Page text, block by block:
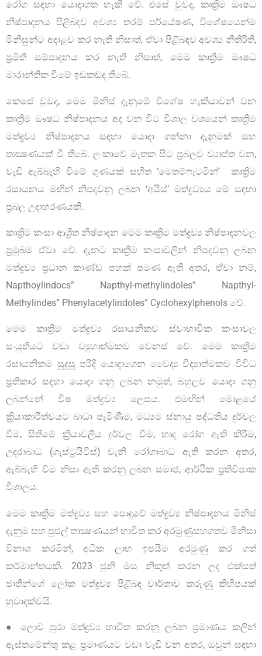
රෝග සඳහා යොදාගත හැකි වේ. එසේ වුවද, කෘත්‍රිම ඖෂධ
නිෂ්පාදනය පිළිබඳව අවශ්‍ය තරම් පර්යේෂණ, විශේෂයෙන්ම
මිනිසුන්ට අදාළව කර නැති නිසාත්, ඒවා පිළිබඳව අවශ්‍ය නීතිරීති,
ප්‍රමිති සම්පාදනය කර නැති නිසාත්, මෙම කෘත්‍රිම ඖෂධ
මාරාන්තික වීමේ ඉඩකඩද තිබේ.
කෙසේ වුවද, මෙම මිනිස් දැනුමේ විශේෂ හැකියාවන් වන
කෘත්‍රිම ඖෂධ නිෂ්පාදනය අද වන විට විශාල වශයෙන් කෘත්‍රිම
මත්ද්‍රව්‍ය නිෂ්පාදනය සඳහා යොදා ගන්නා දැනුමක් සහ
තාක්‍ෂණයක් වී තිබේ. ලංකාවේ මෑතක සිට ප්‍රබලව ව්‍යාප්ත වන,
වැඩි ඇබ්බැහි වීමේ ගුණයක් සහිත ‘මෙතම්ෆැටමින්’ කෘත්‍රිම
රසායනය මඟින් නිපදවනු ලබන ‘අයිස්’ මත්ද්‍රව්‍යය මේ සඳහා
ප්‍රබල උදාහරණයකි.
කෘත්‍රිම කංසා ආශ්‍රිත නිෂ්පාදන මෙම කෘත්‍රිම මත්ද්‍රව්‍ය නිෂ්පාදනවල
ප්‍රමුඛම ඒවා වේ. දැනට කෘත්‍රිම කංසාවලින් නිපදවනු ලබන
මත්ද්‍රව්‍ය ප්‍රධාන කාණ්ඩ පහක් පමණ ඇති අතර, ඒවා නම්,
Napthoylindocs” Napthyl-methylindoles” Napthyl-
Methylindes” Phenylacetylindoles” Cyclohexylphenols වේ.
මෙම කෘත්‍රිම මත්ද්‍රව්‍ය රසායනිකව ස්වාභාවික කංසාවල
සංයුතියට වඩා ව්‍යුහාත්මකව වෙනස් වේ. මෙම කෘත්‍රිම
රසායනිකම සුදුසු පරිදි යොදාගෙන වෛද්‍ය විද්‍යාත්මකව විවිධ
ප්‍රතිකාර සඳහා යොදා ගනු ලබන නමුත්, බහුලව යොදා ගනු
ලබන්නේ විෂ මත්ද්‍රව්‍ය ලෙසය. එමඟින් මොළයේ
ක්‍රියාකාරීත්වයට බාධා පැමිණීම, මධ්‍යම ස්නායු පද්ධතිය දුර්වල
වීම, සිතීමේ ක්‍රියාවලිය දුර්වල වීම, හෘද රෝග ඇති කිරීම,
උදරාබාධ (ගැස්ට්‍රයිටිස්) වැනි රෝගාබාධ ඇති කරන අතර,
ඇබ්බැහි වීම නිසා ඇති කරනු ලබන සමාජ, ආර්ථික ප්‍රතිවිපාක
විශාලය.
මෙම කෘත්‍රිම මත්ද්‍රව්‍ය සහ පොදුවේ මත්ද්‍රව්‍ය නිෂ්පාදනය මිනිස්
දැනුම සහ පුළුල් තාක්‍ෂණයන් භාවිත කර අරමුණුසහගතව මිනිසා
විනාශ කරමින්, අධික ලාභ ඉපයීම අරමුණු කර ගත්
කර්මාන්තයකි. 2023 ජුනි මස නිකුත් කරන ලද එක්සත්
ජාතීන්ගේ ලෝක මත්ද්‍රව්‍ය පිළිබඳ වාර්තාව කරුණු කිහිපයක්
හුවාදක්වයි.
● ලොව පුරා මත්ද්‍රව්‍ය භාවිත කරනු ලබන ප්‍රමාණය කලින්
ඇස්තමේන්තු කළ ප්‍රමාණයට වඩා වැඩි වන අතර, ඔවුන් සඳහා